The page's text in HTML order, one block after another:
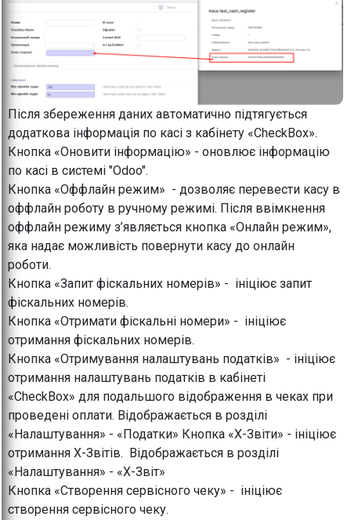
Після збереження даних автоматично підтягується
додаткова інформація по касі з кабінету «CheckBox».
Кнопка «Оновити інформацію» - оновлює інформацію
по касі в системі "Odoo".
Кнопка «Оффлайн режим» - дозволяє перевести касу в
оффлайн роботу в ручному режимі. Після ввімкнення
оффлайн режиму з’являється кнопка «Онлайн режим»,
яка надає можливість повернути касу до онлайн
роботи.
Кнопка «Запит фіскальних номерів» - ініціює запит
фіскальних номерів.
Кнопка «Отримати фіскальні номери» - ініціює
отримання фіскальних номерів.
Кнопка «Отримування налаштувань податків» - ініціює
отримання налаштувань податків в кабінеті
«CheckBox» для подальшого відображення в чеках при
проведені оплати. Відображається в розділі
«Налаштування» - «Податки» Кнопка «Х-Звіти» - ініціює
отримання Х-Звітів. Відображається в розділі
«Налаштування» - «Х-Звіт»
Кнопка «Створення сервісного чеку» - ініціює
створення сервісного чеку.